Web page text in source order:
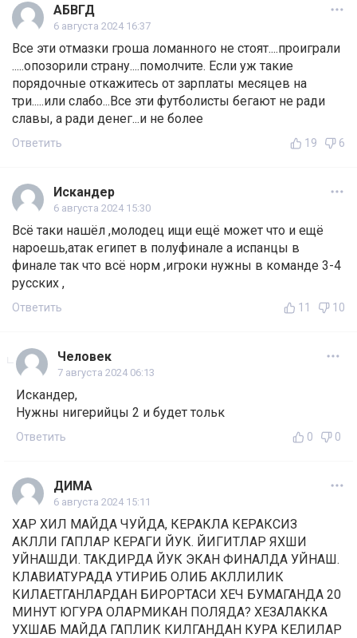
АБВГД
6 августа 2024 16:37
Все эти отмазки гроша ломанного не стоят....проиграли
.....опозорили страну....помолчите. Если уж такие
порядочные откажитесь от зарплаты месяцев на
три.....или слабо...Все эти футболисты бегают не ради
славы, а ради денег...и не более
Ответить 19 6
Искандер
6 августа 2024 15:30
Всё таки нашёл ,молодец ищи ещё может что и ещё
нароешь,атак египет в полуфинале а испанцы в
финале так что всё норм ,игроки нужны в команде 3-4
русских ,
Ответить 11 10
Человек
7 августа 2024 06:13
Искандер,
Нужны нигерийцы 2 и будет тольк
Ответить 0 0
ДИМА
6 августа 2024 15:11
ХАР ХИЛ МАЙДА ЧУЙДА, КЕРАКЛА КЕРАКСИЗ
АКЛЛИ ГАПЛАР КЕРАГИ ЙУК. ЙИГИТЛАР ЯХШИ
УЙНАШДИ. ТАКДИРДА ЙУК ЭКАН ФИНАЛДА УЙНАШ.
КЛАВИАТУРАДА УТИРИБ ОЛИБ АКЛЛИЛИК
КИЛАЕТГАНЛАРДАН БИРОРТАСИ ХЕЧ БУМАГАНДА 20
МИНУТ ЮГУРА ОЛАРМИКАН ПОЛЯДА? ХЕЗАЛАККА
УХШАБ МАЙДА ГАПЛИК КИЛГАНДАН КУРА КЕЛИЛАР